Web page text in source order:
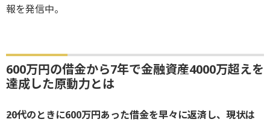
報を発信中。
600万円の借金から7年で金融資産4000万超えを
達成した原動力とは
――20代のときに600万円あった借金を早々に返済し、現状は